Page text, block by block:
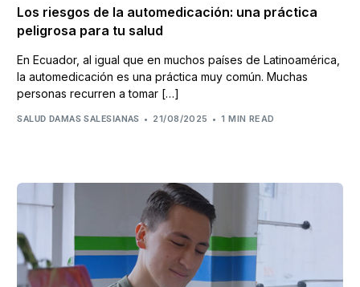
Los riesgos de la automedicación: una práctica
peligrosa para tu salud
En Ecuador, al igual que en muchos países de Latinoamérica,
la automedicación es una práctica muy común. Muchas
personas recurren a tomar […]
SALUD DAMAS SALESIANAS 21/08/2025 1 MIN READ